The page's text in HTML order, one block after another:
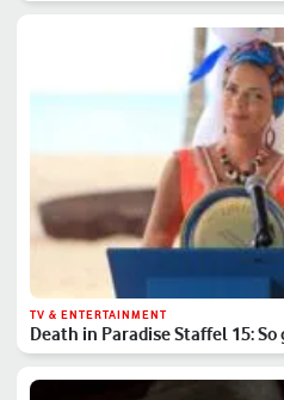
TV & ENTERTAINMENT
Death in Paradise Staffel 15: